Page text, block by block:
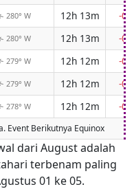
280° W 12h 13m
-
280° W 12h 13m
-
279° W 12h 12m
-
279° W 12h 12m
-
278° W 12h 12m -
Event Berikutnya Equinox
dari August adalah
terbenam paling
01 ke 05.